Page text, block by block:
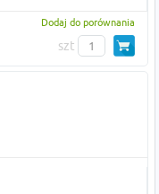
Dodaj do porównania
szt